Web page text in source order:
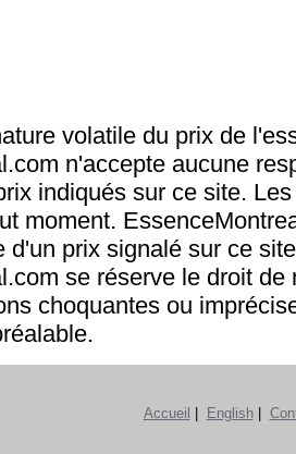
volatile du prix de
n'accepte aucune
indiqués sur ce site.
moment.
d'un prix signalé sur ce
se réserve le droit de
choquantes ou
Accueil English|